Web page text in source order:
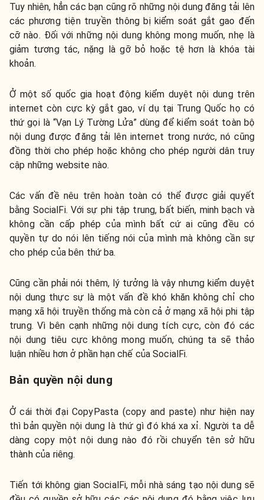
Tuy nhiên, hẳn các bạn cũng rõ những nội dung đăng tải lên
các phương tiện truyền thông bị kiểm soát gắt gao đến
cỡ nào. Đối với những nội dung không mong muốn, nhẹ là
giảm tương tác, nặng là gỡ bỏ hoặc tệ hơn là khóa tài
khoản.
Ở một số quốc gia hoạt động kiểm duyệt nội dung trên
internet còn cực kỳ gắt gao, ví dụ tại Trung Quốc họ có
thứ gọi là “Vạn Lý Tường Lửa” dùng để kiểm soát toàn bộ
nội dung được đăng tải lên internet trong nước, nó cũng
đồng thời cho phép hoặc không cho phép người dân truy
cập những website nào.
Các vấn đề nêu trên hoàn toàn có thể được giải quyết
bằng SocialFi. Với sự phi tập trung, bất biến, minh bạch và
không cần cấp phép của mình bất cứ ai cũng đều có
quyền tự do nói lên tiếng nói của mình mà không cần sự
cho phép của bên thứ ba.
Cũng cần phải nói thêm, lý tưởng là vậy nhưng kiểm duyệt
nội dung thực sự là một vấn đề khó khăn không chỉ cho
mạng xã hội truyền thống mà còn cả ở mạng xã hội phi tập
trung. Vì bên cạnh những nội dung tích cực, còn đó các
nội dung tiêu cực không mong muốn, chúng ta sẽ thảo
luận nhiều hơn ở phần hạn chế của SocialFi.
Bản quyền nội dung
Ở cái thời đại CopyPasta (copy and paste) như hiện nay
thì bản quyền nội dung là thứ gì đó khá xa xỉ. Người ta dễ
dàng copy một nội dung nào đó rồi chuyển tên sở hữu
thành của riêng.
Tiến tới không gian SocialFi, mỗi nhà sáng tạo nội dung sẽ